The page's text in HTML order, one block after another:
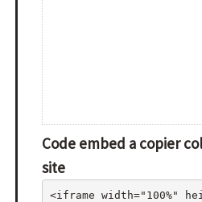
Code embed a copier
site
<iframe width="100%"